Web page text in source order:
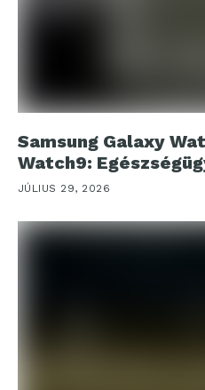
Samsung Galaxy
Watch9:
JÚLIUS 29, 2026